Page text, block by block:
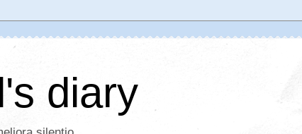
diary